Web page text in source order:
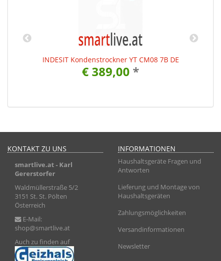
INDESIT Kondenstrockner YT CM08 7B DE
€ 389,00 *
KONTAKT ZU UNS
smartlive.at - Karl
Gererstorfer
Waldmüllerstraße 5/2
3151 St. St. Pölten
Österreich
E-Mail:
shop@smartlive.at
Auch zu finden auf
INFORMATIONEN
Haushaltsgeräte Fragen und
Antworten
Lieferung und Montage von
Haushaltsgeräten
Zahlungsmöglichkeiten
Versandinformationen
Newsletter